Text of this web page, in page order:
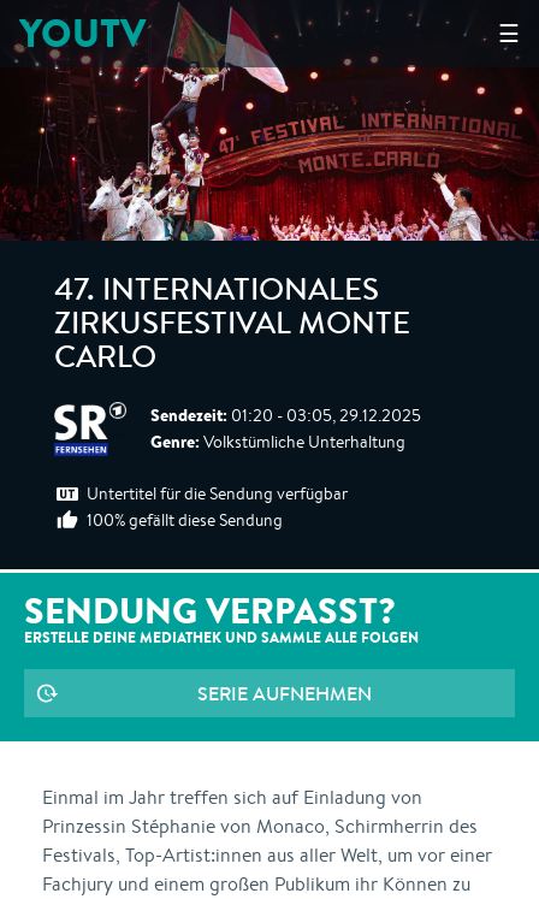
☰
YOUTV
47. INTERNATIONALES
ZIRKUSFESTIVAL MONTE
CARLO
Sendezeit: 01:20 - 03:05, 29.12.2025
Genre: Volkstümliche Unterhaltung
Untertitel für die Sendung verfügbar
100% gefällt diese Sendung
SENDUNG VERPASST?
ERSTELLE DEINE MEDIATHEK UND SAMMLE ALLE FOLGEN
SERIE AUFNEHMEN
Einmal im Jahr treffen sich auf Einladung von
Prinzessin Stéphanie von Monaco, Schirmherrin des
Festivals, Top-Artist:innen aus aller Welt, um vor einer
Fachjury und einem großen Publikum ihr Können zu